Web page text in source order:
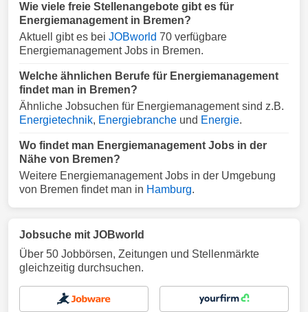
Wie viele freie Stellenangebote gibt es für
Energiemanagement in Bremen?
Aktuell gibt es bei JOBworld 70 verfügbare
Energiemanagement Jobs in Bremen.
Welche ähnlichen Berufe für Energiemanagement
findet man in Bremen?
Ähnliche Jobsuchen für Energiemanagement sind z.B.
Energietechnik, Energiebranche und Energie.
Wo findet man Energiemanagement Jobs in der
Nähe von Bremen?
Weitere Energiemanagement Jobs in der Umgebung
von Bremen findet man in Hamburg.
Jobsuche mit JOBworld
Über 50 Jobbörsen, Zeitungen und Stellenmärkte
gleichzeitig durchsuchen.